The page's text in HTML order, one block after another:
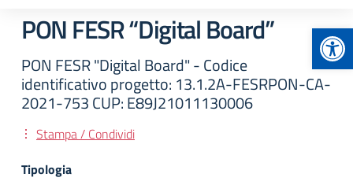
PON FESR “Digital Board”
PON FESR "Digital Board" - Codice
identificativo progetto: 13.1.2A-FESRPON-CA-
2021-753 CUP: E89J21011130006
Stampa / Condividi
Tipologia